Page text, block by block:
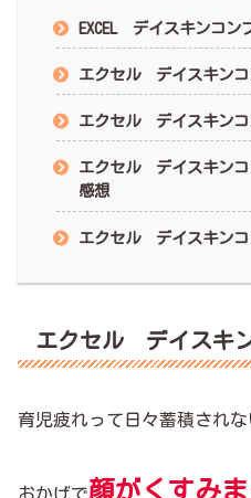
EXCEL デイスキンコン
エクセル デイスキンコ
エクセル デイスキンコ
エクセル デイスキンコ
感想
エクセル デイスキンコ
エクセル デイスキ
育児疲れって日々蓄積されな
おかげで顔がくすみ